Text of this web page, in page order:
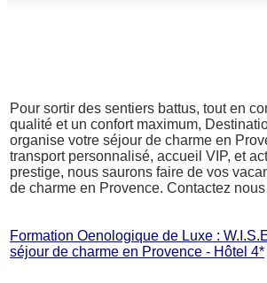
Pour sortir des sentiers battus, tout en
qualité et un confort maximum,
organise votre séjour de charme en
transport personnalisé, accueil VIP, et
prestige, nous saurons faire de vos
de charme en Provence. Contactez nous
Formation Oenologique de Luxe :
séjour de charme en Provence - Hôtel 4*